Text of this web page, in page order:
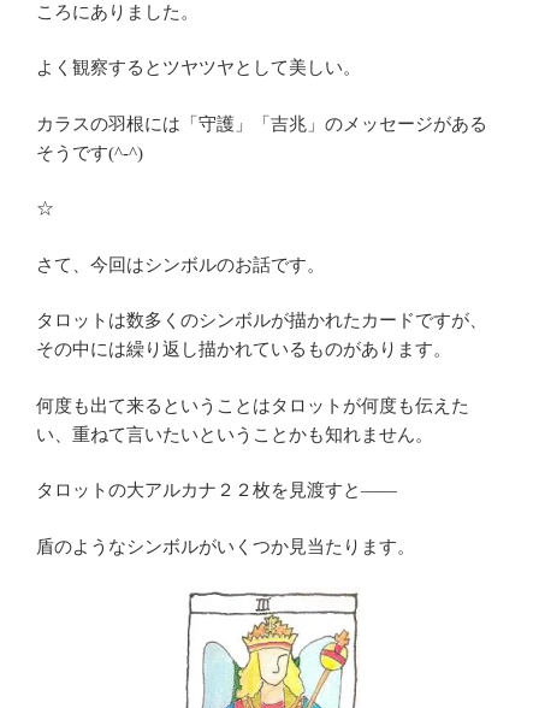
ころにありました。
よく観察するとツヤツヤとして美しい。
カラスの羽根には「守護」「吉兆」のメッセージがある
そうです(^-^)
☆
さて、今回はシンボルのお話です。
タロットは数多くのシンボルが描かれたカードですが、
その中には繰り返し描かれているものがあります。
何度も出て来るということはタロットが何度も伝えた
い、重ねて言いたいということかも知れません。
タロットの大アルカナ２２枚を見渡すと――
盾のようなシンボルがいくつか見当たります。